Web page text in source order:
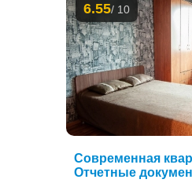
6.55/ 10
Современная
Отчетные